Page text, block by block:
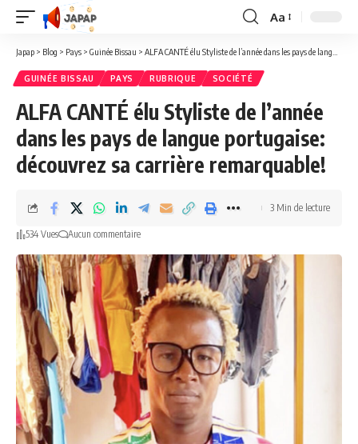
Redimensionner
Aa
Japap > Blog > Pays > Guinée Bissau > ALFA CANTÉ élu Styliste de l’année dans les pays de langue portugaise: découvrez sa carrière remarquable!
GUINÉE BISSAU PAYS RUBRIQUE SOCIÉTÉ
ALFA CANTÉ élu Styliste de l’année
dans les pays de langue portugaise:
découvrez sa carrière remarquable!
534 Vues Aucun commentaire
3 Min de lecture